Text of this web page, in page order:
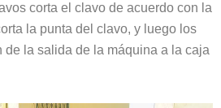
corta el clavo de acuerdo con la
la punta del clavo, y luego los
de la salida de la máquina a la caja